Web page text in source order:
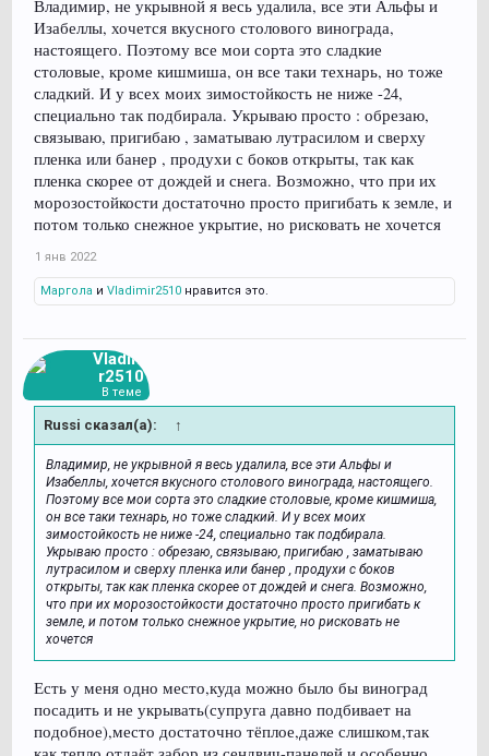
Владимир, не укрывной я весь удалила, все эти Альфы и
Изабеллы, хочется вкусного столового винограда,
настоящего. Поэтому все мои сорта это сладкие
столовые, кроме кишмиша, он все таки технарь, но тоже
сладкий. И у всех моих зимостойкость не ниже -24,
специально так подбирала. Укрываю просто : обрезаю,
связываю, пригибаю , заматываю лутрасилом и сверху
пленка или банер , продухи с боков открыты, так как
пленка скорее от дождей и снега. Возможно, что при их
морозостойкости достаточно просто пригибать к земле, и
потом только снежное укрытие, но рисковать не хочется
1 янв 2022
Маргола и Vladimir2510 нравится это.
Vladimi
r2510
В теме
Russi сказал(а): ↑
Владимир, не укрывной я весь удалила, все эти Альфы и
Изабеллы, хочется вкусного столового винограда, настоящего.
Поэтому все мои сорта это сладкие столовые, кроме кишмиша,
он все таки технарь, но тоже сладкий. И у всех моих
зимостойкость не ниже -24, специально так подбирала.
Укрываю просто : обрезаю, связываю, пригибаю , заматываю
лутрасилом и сверху пленка или банер , продухи с боков
открыты, так как пленка скорее от дождей и снега. Возможно,
что при их морозостойкости достаточно просто пригибать к
земле, и потом только снежное укрытие, но рисковать не
хочется
Есть у меня одно место,куда можно было бы виноград
посадить и не укрывать(супруга давно подбивает на
подобное),место достаточно тёплое,даже слишком,так